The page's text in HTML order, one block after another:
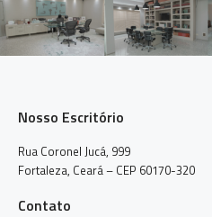
Nosso Escritório
Rua Coronel Jucá, 999
Fortaleza, Ceará – CEP 60170-320
Contato